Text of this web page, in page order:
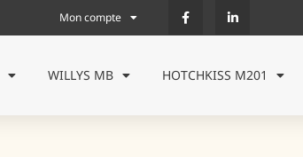
Mon compte
WILLYS MB HOTCHKISS M201